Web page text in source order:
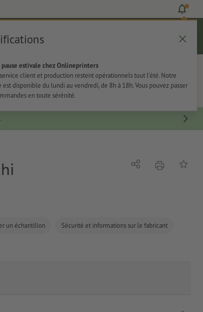
pause estivale chez Onlineprinters
client et production restent opérationnels tout l’été. Notre
est disponible du lundi au vendredi, de 8h à 18h. Vous pouvez passer
en toute sérénité.
Panier
Papeterie Autocollants
un échantillon Sécurité et informations sur le fabricant
Partagerimprimer